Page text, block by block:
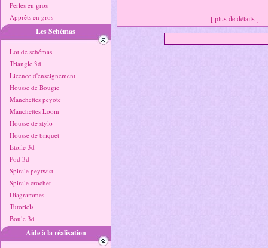
Perles en gros
Apprêts en gros
Les Schémas
Lot de schémas
Triangle 3d
Licence d'enseignement
Housse de Bougie
Manchettes peyote
Manchettes Loom
Housse de stylo
Housse de briquet
Etoile 3d
Pod 3d
Spirale peytwist
Spirale crochet
Diagrammes
Tutoriels
Boule 3d
Aide à la réalisation
[ plus de détails ]